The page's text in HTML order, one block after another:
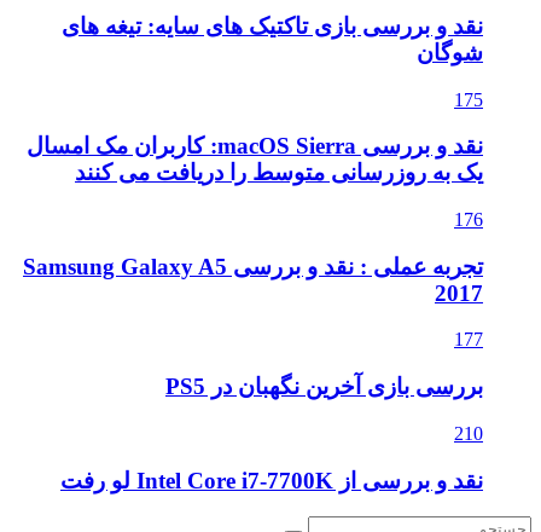
نقد و بررسی بازی تاکتیک های سایه: تیغه های
شوگان
175
نقد و بررسی macOS Sierra: کاربران مک امسال
یک به روزرسانی متوسط را دریافت می کنند
176
تجربه عملی : نقد و بررسی Samsung Galaxy A5
2017
177
بررسی بازی آخرین نگهبان در PS5
210
نقد و بررسی از Intel Core i7-7700K لو رفت